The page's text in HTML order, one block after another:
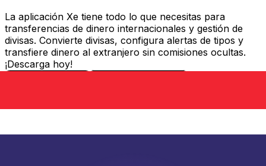
La aplicación Xe tiene todo lo que necesitas para
transferencias de dinero internacionales y gestión de
divisas. Convierte divisas, configura alertas de tipos y
transfiere dinero al extranjero sin comisiones ocultas.
¡Descarga hoy!